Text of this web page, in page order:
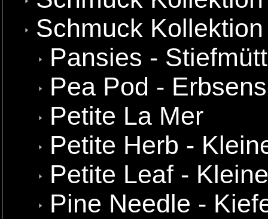
Schmuck
Pansies -
Pea Pod -
Petite La Mer
Petite Herb -
Petite Leaf -
Pine Needle -